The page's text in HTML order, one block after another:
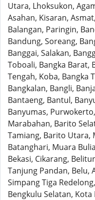
Utara, Lhoksukon,
Asahan, Kisaran,
Balangan, Paringin,
Bandung, Soreang,
Banggai, Salakan,
Toboali, Bangka Barat,
Tengah, Koba, Bangka
Bangkalan, Bangli,
Bantaeng, Bantul,
Banyumas,
Marabahan, Barito
Tamiang, Barito Utara,
Batanghari, Muara
Bekasi, Cikarang,
Tanjung Pandan, Belu,
Simpang Tiga
Bengkulu Selatan,